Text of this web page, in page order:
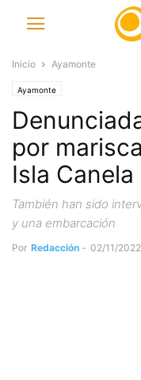
Inicio Ayamonte
Ayamonte
por
Isla Canela
También han sido
y una embarcación
Por Redacción - 02/11/2022